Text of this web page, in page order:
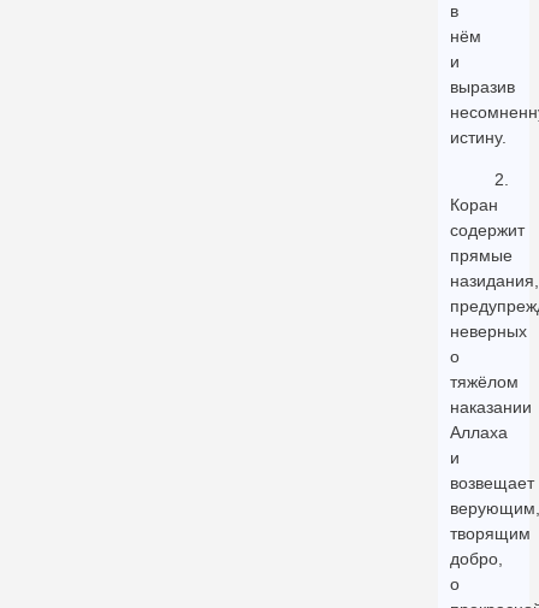
в
нём
и
выразив
истину.
2.
Коран
содержит
прямые
назидания,
неверных
о
тяжёлом
наказании
Аллаха
и
возвещает
верующим,
творящим
добро,
о